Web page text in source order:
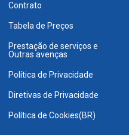
Contrato
Tabela de Preços
Prestação de serviços e
Outras avenças
Política de Privacidade
Diretivas de Privacidade
Política de Cookies(BR)